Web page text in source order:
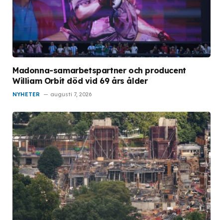
Madonna-samarbetspartner och producent
William Orbit död vid 69 års ålder
NYHETER augusti 7, 2026